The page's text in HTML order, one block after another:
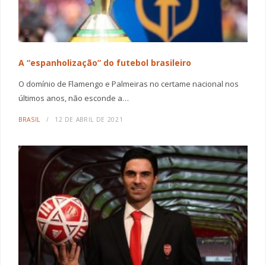
A “espanholização” do futebol brasileiro
O domínio de Flamengo e Palmeiras no certame nacional nos
últimos anos, não esconde a…
BRASIL 12 DE ABRIL DE 2021